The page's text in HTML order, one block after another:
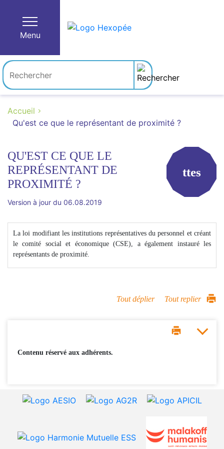
Menu
Accueil
Qu'est ce que le représentant de proximité ?
QU'EST CE QUE LE
REPRÉSENTANT DE
PROXIMITÉ ?
ttes
Version à jour du 06.08.2019
La loi modifiant les institutions représentatives du personnel et créant
le comité social et économique (CSE), a également instauré les
représentants de proximité.
Tout déplier Tout replier
Contenu réservé aux adhérents.